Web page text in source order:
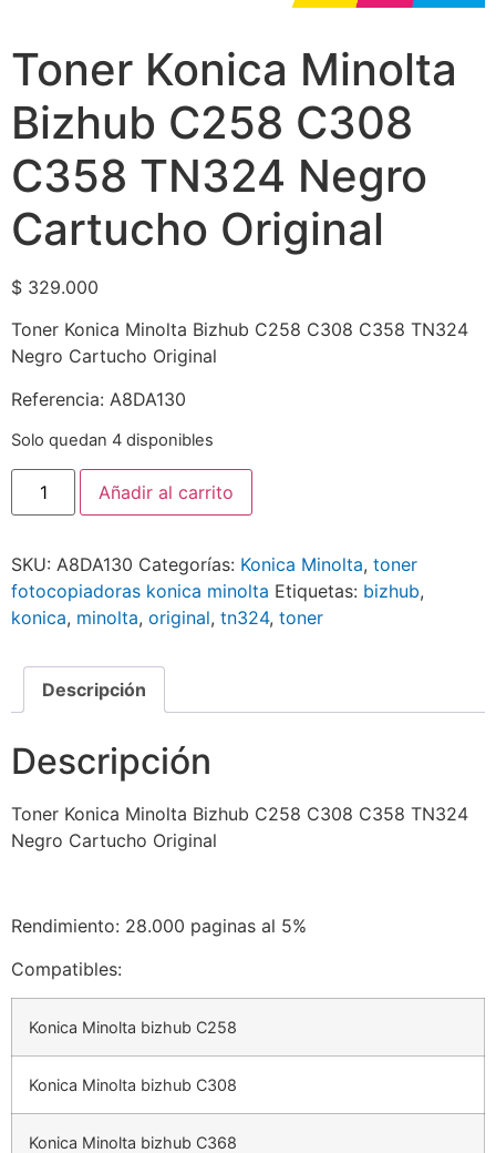
Toner Konica Minolta
Bizhub C258 C308
C358 TN324 Negro
Cartucho Original
$ 329.000
Toner Konica Minolta Bizhub C258 C308 C358 TN324
Negro Cartucho Original
Referencia: A8DA130
Solo quedan 4 disponibles
Añadir al carrito
SKU: A8DA130 Categorías: Konica Minolta, toner
fotocopiadoras konica minolta Etiquetas: bizhub,
konica, minolta, original, tn324, toner
Descripción
Descripción
Toner Konica Minolta Bizhub C258 C308 C358 TN324
Negro Cartucho Original
Rendimiento: 28.000 paginas al 5%
Compatibles:
Konica Minolta bizhub C258
Konica Minolta bizhub C308
Konica Minolta bizhub C368